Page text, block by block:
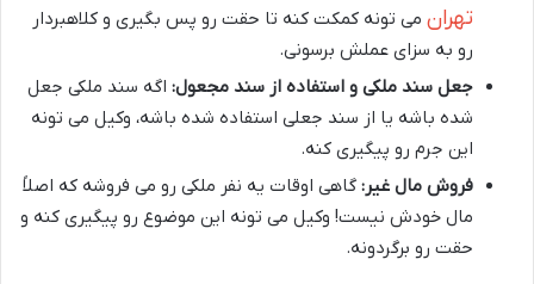
تهران می تونه کمکت کنه تا حقت رو پس بگیری و کلاهبردار
رو به سزای عملش برسونی.
جعل سند ملکی و استفاده از سند مجعول: اگه سند ملکی جعل
شده باشه یا از سند جعلی استفاده شده باشه، وکیل می تونه
این جرم رو پیگیری کنه.
فروش مال غیر: گاهی اوقات یه نفر ملکی رو می فروشه که اصلاً
مال خودش نیست! وکیل می تونه این موضوع رو پیگیری کنه و
حقت رو برگردونه.